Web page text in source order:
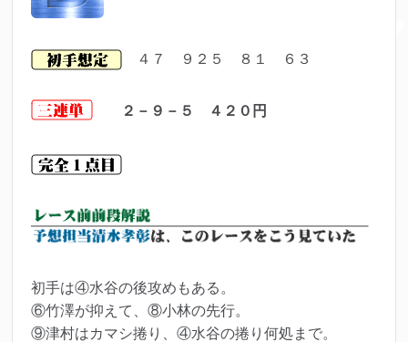
４７ ９２５ ８１ ６３
２－９－５ ４２０円
初手は④水谷の後攻めもある。
⑥竹澤が抑えて、⑧小林の先行。
⑨津村はカマシ捲り、④水谷の捲り何処まで。